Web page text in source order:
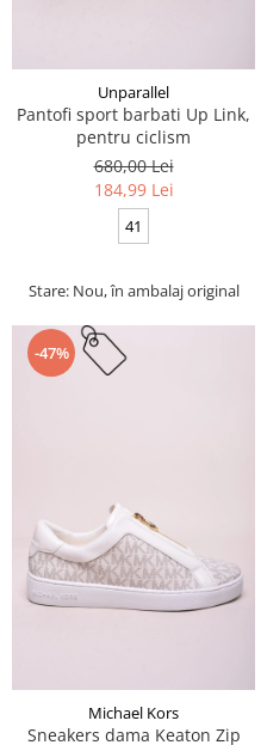
Unparallel
Pantofi sport barbati Up Link,
pentru ciclism
680,00 Lei
184,99 Lei
41
Stare: Nou, în ambalaj original
-47%
Michael Kors
Sneakers dama Keaton Zip